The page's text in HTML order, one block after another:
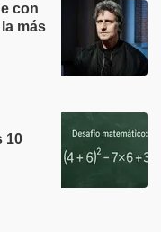
con
más
10